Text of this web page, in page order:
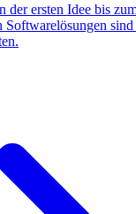
der ersten Idee bis
Softwarelösungen